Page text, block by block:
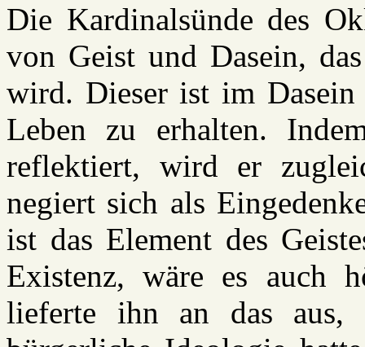
Die Kardinalsünde des
von Geist und Dasein,
wird. Dieser ist im Dasein
Leben zu erhalten.
reflektiert, wird er
negiert sich als
ist das Element des
Existenz, wäre es auch
lieferte ihn an das aus,